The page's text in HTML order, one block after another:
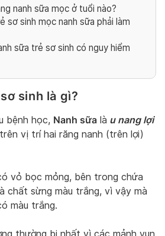
nanh sữa mọc ở tuổi nào?
sơ sinh mọc nanh sữa phải làm
sữa trẻ sơ sinh có nguy hiểm
sinh là gì?
bệnh học, Nanh sữa là u nang lợi
vị trí hai răng nanh (trên lợi)
vỏ bọc mỏng, bên trong chứa
chất sừng màu trắng, vì vậy mà
màu trắng.